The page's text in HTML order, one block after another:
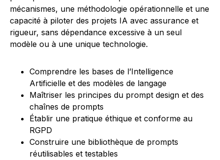
mécanismes, une méthodologie opérationnelle et une
capacité à piloter des projets IA avec assurance et
rigueur, sans dépendance excessive à un seul
modèle ou à une unique technologie.
Comprendre les bases de l’Intelligence
Artificielle et des modèles de langage
Maîtriser les principes du prompt design et des
chaînes de prompts
Établir une pratique éthique et conforme au
RGPD
Construire une bibliothèque de prompts
réutilisables et testables